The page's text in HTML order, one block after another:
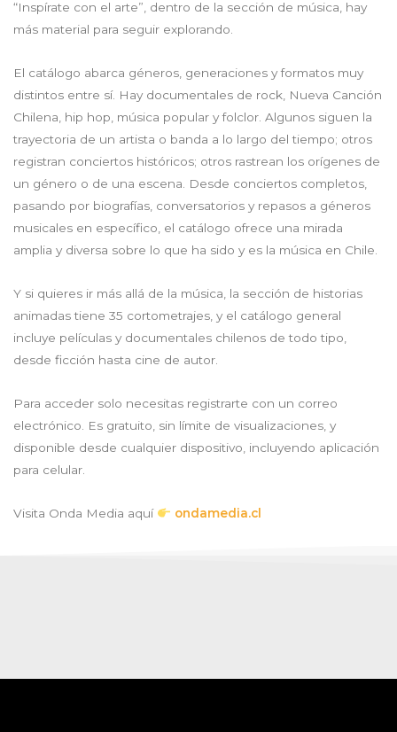
“Inspírate con el arte”, dentro de la sección de música, hay
más material para seguir explorando.
El catálogo abarca géneros, generaciones y formatos muy
distintos entre sí. Hay documentales de rock, Nueva Canción
Chilena, hip hop, música popular y folclor. Algunos siguen la
trayectoria de un artista o banda a lo largo del tiempo; otros
registran conciertos históricos; otros rastrean los orígenes de
un género o de una escena. Desde conciertos completos,
pasando por biografías, conversatorios y repasos a géneros
musicales en específico, el catálogo ofrece una mirada
amplia y diversa sobre lo que ha sido y es la música en Chile.
Y si quieres ir más allá de la música, la sección de historias
animadas tiene 35 cortometrajes, y el catálogo general
incluye películas y documentales chilenos de todo tipo,
desde ficción hasta cine de autor.
Para acceder solo necesitas registrarte con un correo
electrónico. Es gratuito, sin límite de visualizaciones, y
disponible desde cualquier dispositivo, incluyendo aplicación
para celular.
Visita Onda Media aquí ondamedia.cl